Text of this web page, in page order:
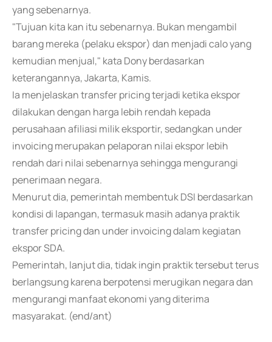
yang sebenarnya.
"Tujuan kita kan itu sebenarnya. Bukan mengambil
barang mereka (pelaku ekspor) dan menjadi calo yang
kemudian menjual," kata Dony berdasarkan
keterangannya, Jakarta, Kamis.
Ia menjelaskan transfer pricing terjadi ketika ekspor
dilakukan dengan harga lebih rendah kepada
perusahaan afiliasi milik eksportir, sedangkan under
invoicing merupakan pelaporan nilai ekspor lebih
rendah dari nilai sebenarnya sehingga mengurangi
penerimaan negara.
Menurut dia, pemerintah membentuk DSI berdasarkan
kondisi di lapangan, termasuk masih adanya praktik
transfer pricing dan under invoicing dalam kegiatan
ekspor SDA.
Pemerintah, lanjut dia, tidak ingin praktik tersebut terus
berlangsung karena berpotensi merugikan negara dan
mengurangi manfaat ekonomi yang diterima
masyarakat. (end/ant)